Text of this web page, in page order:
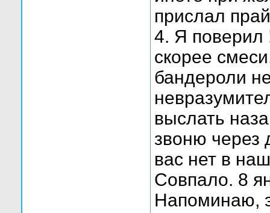
прислал
4. Я поверил
скорее
бандероли
выслать
звоню через
вас нет в
Совпало. 8
Напоминаю,